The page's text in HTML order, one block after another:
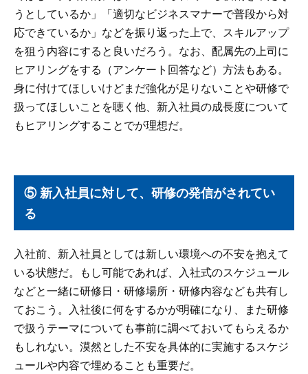
うとしているか」「適切なビジネスマナーで普段から対
応できているか」などを振り返った上で、スキルアップ
を狙う内容にすると良いだろう。なお、配属先の上司に
ヒアリングをする（アンケート回答など）方法もある。
身に付けてほしいけどまだ強化が足りないことや研修で
扱ってほしいことを聴く他、新入社員の成長度について
もヒアリングすることでが理想だ。
⑤ 新入社員に対して、研修の発信がされてい
る
入社前、新入社員としては新しい環境への不安を抱えて
いる状態だ。もし可能であれば、入社式のスケジュール
などと一緒に研修日・研修場所・研修内容なども共有し
ておこう。入社後に何をするかが明確になり、また研修
で扱うテーマについても事前に調べておいてもらえるか
もしれない。漠然とした不安を具体的に実施するスケジ
ュールや内容で埋めることも重要だ。